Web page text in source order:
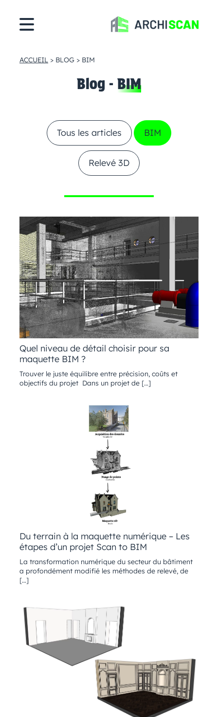
ACCUEIL > BLOG > BIM
Blog - BIM
Tous les articles BIM
Relevé 3D
Quel niveau de détail choisir pour sa
maquette BIM ?
Trouver le juste équilibre entre précision, coûts et
objectifs du projet Dans un projet de […]
Du terrain à la maquette numérique – Les
étapes d’un projet Scan to BIM
La transformation numérique du secteur du bâtiment
a profondément modifié les méthodes de relevé, de
[…]